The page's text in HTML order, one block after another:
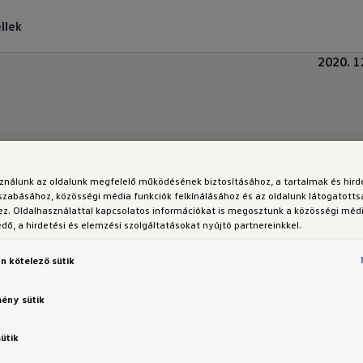
2020.
korszakra való áttérés érdekében
részeként beszünteti motorsport
munkatársai beépülnek a Volkswagen AG-ba.
hogy a fenntartható e-mobilitás vezető
megszüntetjük a Volkswagen márka saját
AG-ba. A motorsport munkatársainak műszaki
és segít nekünk további hatékony utcai
Frank Welsch, a Fejlesztési Divízióért felelős
az oldalunk megfelelő működésének biztosításához, a tartalmak és
közösségi média funkciók felkínálásához és az oldalunk
Oldalhasználattal kapcsolatos információkat is megosztunk a közösségi
a hirdetési és elemzési szolgáltatásokat nyújtó partnereinkkel.
kötelező sütik
sütik